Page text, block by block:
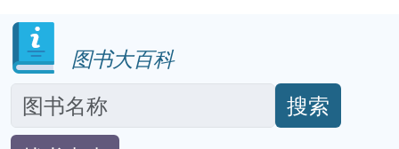
图书大百科
搜索